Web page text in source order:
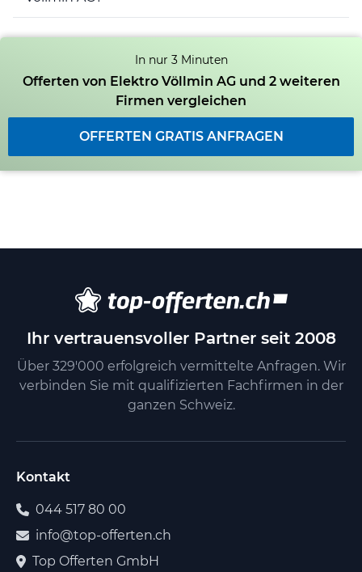
In nur 3 Minuten
Offerten von Elektro Völlmin AG und 2 weiteren
Firmen vergleichen
OFFERTEN GRATIS ANFRAGEN
Ihr vertrauensvoller Partner seit 2008
Über 329'000 erfolgreich vermittelte Anfragen. Wir
verbinden Sie mit qualifizierten Fachfirmen in der
ganzen Schweiz.
Kontakt
044 517 80 00
info@top-offerten.ch
Top Offerten GmbH